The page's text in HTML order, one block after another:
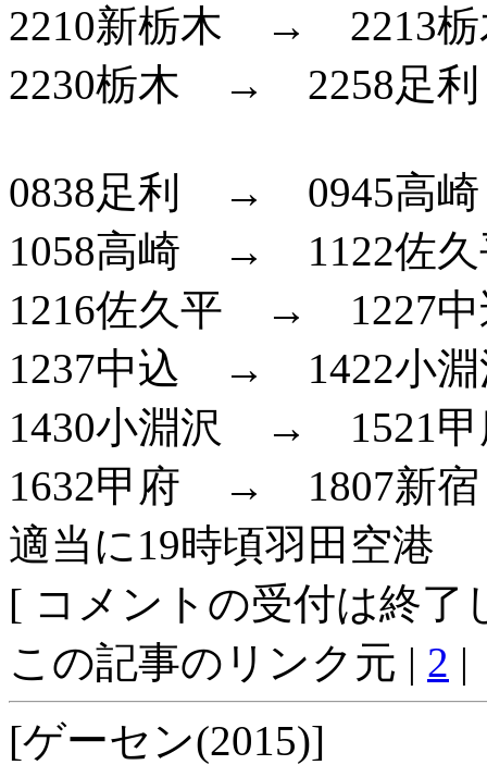
2210新栃木 → 2213
2230栃木 → 2258足利
0838足利 → 0945高崎
1058高崎 → 1122佐
1216佐久平 → 1227中
1237中込 → 1422小淵
1430小淵沢 → 1521甲
1632甲府 → 1807新
適当に19時頃羽田空港
[ コメントの受付は終了
この記事のリンク元 | 2 |
[ゲーセン(2015)]